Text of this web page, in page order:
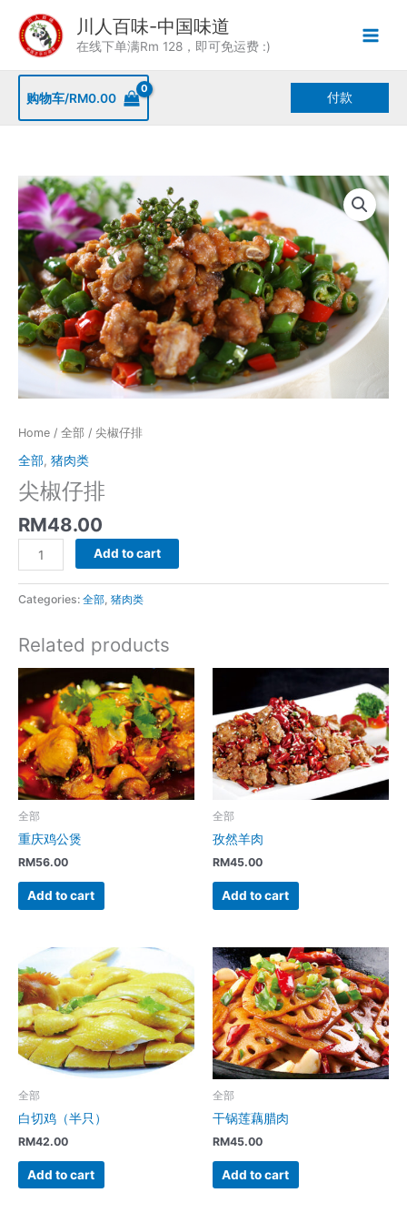
content
川人百味-中国味道
在线下单满Rm 128，即可免运费 :)
购物车/RM0.00 付款
Home / 全部 / 尖椒仔排
全部, 猪肉类
尖椒仔排
RM48.00
椒
仔
排
Add to cart
Categories: 全部, 猪肉类
Related products
全部
重庆鸡公煲
RM56.00
Add to cart
全部
孜然羊肉
RM45.00
Add to cart
全部
白切鸡（半只）
RM42.00
Add to cart
全部
干锅莲藕腊肉
RM45.00
Add to cart